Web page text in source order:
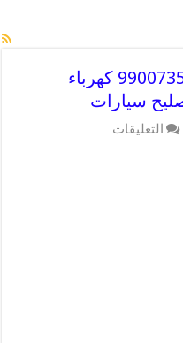
بنشر متنقل | كراج هدية 99007355 كهرباء
سيارات
التعليقات